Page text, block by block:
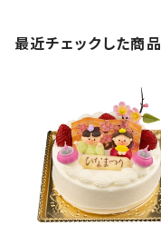
最近チェックした商品